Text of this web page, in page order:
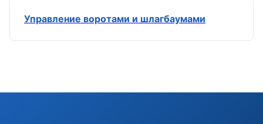
Управление воротами и шлагбаумами